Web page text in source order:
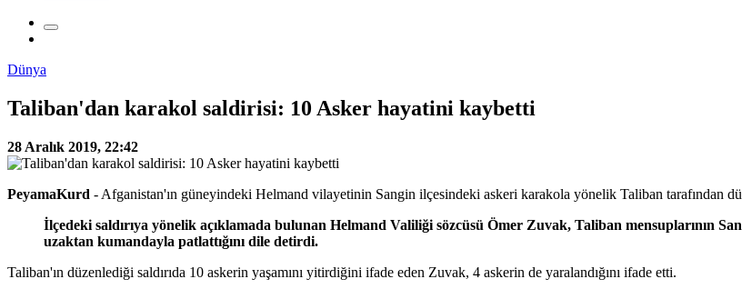
Dünya
Taliban'dan karakol saldirisi: 10 Asker hayatini kaybetti
28 Aralık 2019, 22:42
PeyamaKurd - Afganistan'ın güneyindeki Helmand vilayetinin Sangin ilçesindeki askeri karakola yönelik Taliban tarafından
İlçedeki saldırıya yönelik açıklamada bulunan Helmand Valiliği sözcüsü Ömer Zuvak, Taliban mensuplarının
uzaktan kumandayla patlattığını dile detirdi.
Taliban'ın düzenlediği saldırıda 10 askerin yaşamını yitirdiğini ifade eden Zuvak, 4 askerin de yaralandığını ifade etti.